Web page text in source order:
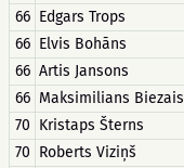
66 Edgars Trops
66 Elvis Bohāns
66 Artis Jansons
66 Maksimilians Biezais
70 Kristaps Šterns
70 Roberts Viziņš